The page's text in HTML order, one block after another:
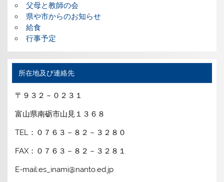
父母と教師の会
県や市からのお知らせ
給食
行事予定
所在地及び連絡先
〒９３２－０２３１
富山県南砺市山見１３６８
TEL：０７６３－８２－３２８０
FAX：０７６３－８２－３２８１
E-mail:es_inami@nanto.ed.jp